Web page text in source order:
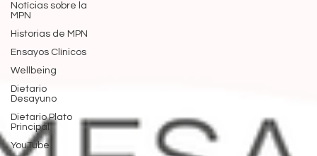
Notícias sobre la
MPN
Historias de MPN
Ensayos Clínicos
Wellbeing
Dietario
Desayuno
Dietario Plato
Principal
YouTube